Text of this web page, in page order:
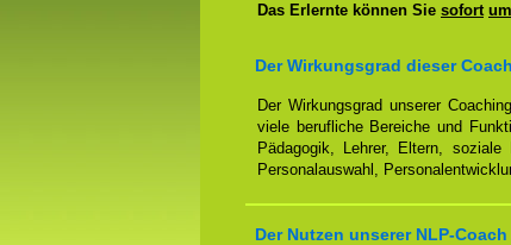
Das Erlernte können Sie sofort
Der Wirkungsgrad dieser
Der Wirkungsgrad unserer
viele berufliche Bereiche und
Pädagogik, Lehrer, Eltern,
Personalauswahl,
Der Nutzen unserer NLP-